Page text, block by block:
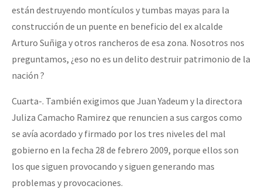
están destruyendo montículos y tumbas mayas para la
construcción de un puente en beneficio del ex alcalde
Arturo Suñiga y otros rancheros de esa zona. Nosotros nos
preguntamos, ¿eso no es un delito destruir patrimonio de la
nación ?
Cuarta-. También exigimos que Juan Yadeum y la directora
Juliza Camacho Ramirez que renuncien a sus cargos como
se avía acordado y firmado por los tres niveles del mal
gobierno en la fecha 28 de febrero 2009, porque ellos son
los que siguen provocando y siguen generando mas
problemas y provocaciones.